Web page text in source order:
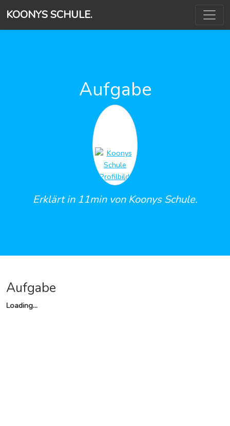
KOONYS SCHULE.
Aufgabe
Erklärt in 11min von Koonys Schule.
Aufgabe